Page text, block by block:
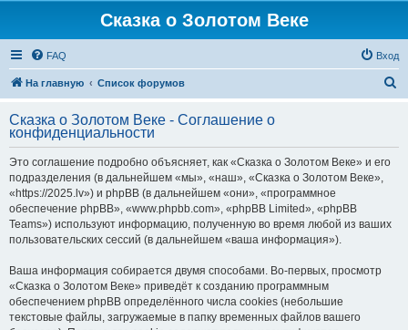
Сказка о Золотом Веке
FAQ Вход
На главную Список форумов
с
Сказка о Золотом Веке - Соглашение о
конфиденциальности
Это соглашение подробно объясняет, как «Сказка о Золотом Веке» и его
подразделения (в дальнейшем «мы», «наш», «Сказка о Золотом Веке»,
«https://2025.lv») и phpBB (в дальнейшем «они», «программное
обеспечение phpBB», «www.phpbb.com», «phpBB Limited», «phpBB
Teams») используют информацию, полученную во время любой из ваших
пользовательских сессий (в дальнейшем «ваша информация»).
Ваша информация собирается двумя способами. Во-первых, просмотр
«Сказка о Золотом Веке» приведёт к созданию программным
обеспечением phpBB определённого числа cookies (небольшие
текстовые файлы, загружаемые в папку временных файлов вашего